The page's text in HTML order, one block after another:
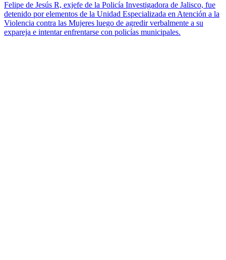
Felipe de Jesús R, exjefe de la Policía Investigadora de Jalisco, fue
detenido por elementos de la Unidad Especializada en Atención a la
Violencia contra las Mujeres luego de agredir verbalmente a su
expareja e intentar enfrentarse con policías municipales.